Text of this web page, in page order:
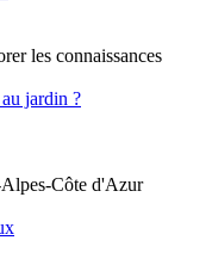
les connaissances
jardin ?
Côte d'Azur